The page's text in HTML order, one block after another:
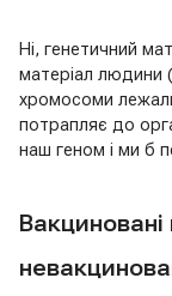
Ні, генетичний
матеріал людини
хромосоми
потрапляє до
наш геном і ми б